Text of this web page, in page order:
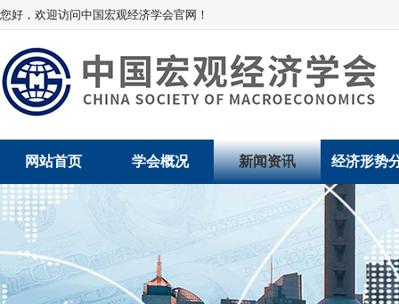
您好，欢迎访问中国宏观经济学会官网！
网站首页 学会概况
学术委员会
学会领导
新闻资讯
党建动态
学会动态
经济形势
经济数据
数说经济
经济运行与